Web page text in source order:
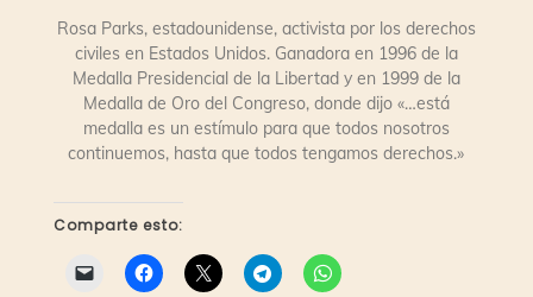
Rosa Parks, estadounidense, activista por los derechos
civiles en Estados Unidos. Ganadora en 1996 de la
Medalla Presidencial de la Libertad y en 1999 de la
Medalla de Oro del Congreso, donde dijo «…está
medalla es un estímulo para que todos nosotros
continuemos, hasta que todos tengamos derechos.»
Comparte esto: